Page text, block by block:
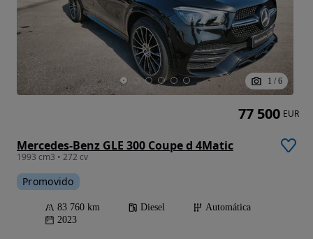
1 / 6
Mercedes-Benz GLE 300 Coupe d 4Matic
1993 cm3 • 272 cv
Promovido
83 760 km Diesel
Automática
2023
77 500 EUR